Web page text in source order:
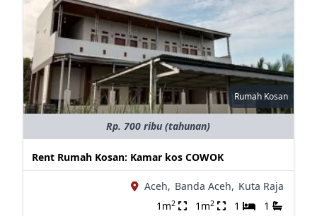
Rumah Kosan
Rp. 700 ribu (tahunan)
Rent Rumah Kosan: Kamar kos COWOK
Aceh, Banda Aceh, Kuta Raja
1m2 1m2 1 1